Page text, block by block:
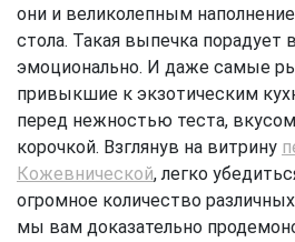
они и великолепным
стола. Такая выпечка
эмоционально. И даже самые
привыкшие к экзотическим
перед нежностью теста,
корочкой. Взглянув на витрину
Кожевнической, легко
огромное количество
мы вам доказательно